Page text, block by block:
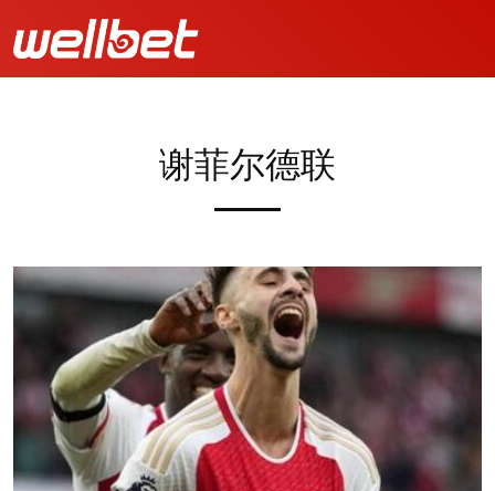
谢菲尔德联